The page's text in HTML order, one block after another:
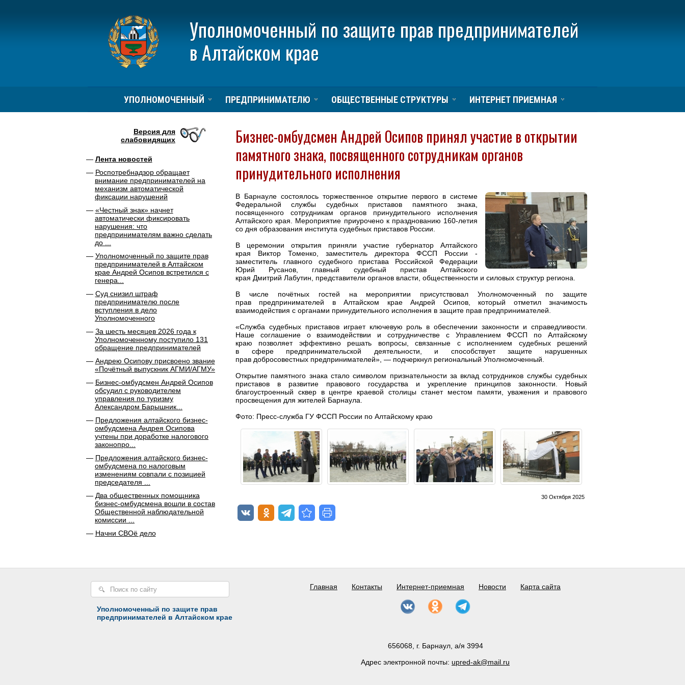
Уполномоченный по защите прав предпринимателей
в Алтайском крае
УПОЛНОМОЧЕННЫЙ ПРЕДПРИНИМАТЕЛЮ ОБЩЕСТВЕННЫЕ СТРУКТУРЫ ИНТЕРНЕТ ПРИЕМНАЯ
Версия для
слабовидящих
Лента новостей
Роспотребнадзор обращает
внимание предпринимателей на
механизм автоматической
фиксации нарушений
«Честный знак» начнет
автоматически фиксировать
нарушения: что
предпринимателям важно сделать
до ...
Уполномоченный по защите прав
предпринимателей в Алтайском
крае Андрей Осипов встретился с
генера...
Суд снизил штраф
предпринимателю после
вступления в дело
Уполномоченного
За шесть месяцев 2026 года к
Уполномоченному поступило 131
обращение предпринимателей
Андрею Осипову присвоено звание
«Почётный выпускник АГМИ/АГМУ»
Бизнес-омбудсмен Андрей Осипов
обсудил с руководителем
управления по туризму
Александром Барышник...
Предложения алтайского бизнес-
омбудсмена Андрея Осипова
учтены при доработке налогового
законопро...
Предложения алтайского бизнес-
омбудсмена по налоговым
изменениям совпали с позицией
председателя ...
Два общественных помощника
бизнес-омбудсмена вошли в состав
Общественной наблюдательной
комиссии ...
Начни СВОё дело
Бизнес-омбудсмен Андрей Осипов принял участие в открытии
памятного знака, посвященного сотрудникам органов
принудительного исполнения
В Барнауле состоялось торжественное открытие первого в системе
Федеральной службы судебных приставов памятного знака,
посвященного сотрудникам органов принудительного исполнения
Алтайского края. Мероприятие приурочено к празднованию 160-летия
со дня образования института судебных приставов России.
В церемонии открытия приняли участие губернатор Алтайского
края Виктор Томенко, заместитель директора ФССП России -
заместитель главного судебного пристава Российской Федерации
Юрий Русанов, главный судебный пристав Алтайского
края Дмитрий Лабутин, представители органов власти, общественности и силовых структур региона.
В числе почётных гостей на мероприятии присутствовал Уполномоченный по защите
прав предпринимателей в Алтайском крае Андрей Осипов, который отметил значимость
взаимодействия с органами принудительного исполнения в защите прав предпринимателей.
«Служба судебных приставов играет ключевую роль в обеспечении законности и справедливости.
Наше соглашение о взаимодействии и сотрудничестве с Управлением ФССП по Алтайскому
краю позволяет эффективно решать вопросы, связанные с исполнением судебных решений
в сфере предпринимательской деятельности, и способствует защите нарушенных
прав добросовестных предпринимателей», — подчеркнул региональный Уполномоченный.
Открытие памятного знака стало символом признательности за вклад сотрудников службы судебных
приставов в развитие правового государства и укрепление принципов законности. Новый
благоустроенный сквер в центре краевой столицы станет местом памяти, уважения и правового
просвещения для жителей Барнаула.
Фото: Пресс-служба ГУ ФССП России по Алтайскому краю
30 Октября 2025
Уполномоченный по защите прав
предпринимателей в Алтайском крае
Главная Контакты Интернет-приемная Новости Карта сайта
656068, г. Барнаул, а/я 3994
Адрес электронной почты: upred-ak@mail.ru